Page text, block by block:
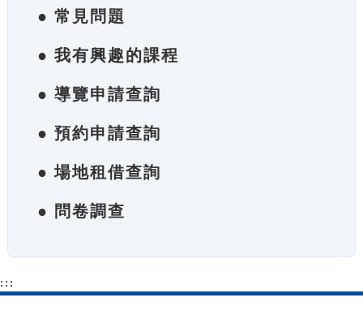
● 常見問題
● 我有興趣的課程
● 導覽申請查詢
● 預約申請查詢
● 場地租借查詢
● 問卷調查
:::